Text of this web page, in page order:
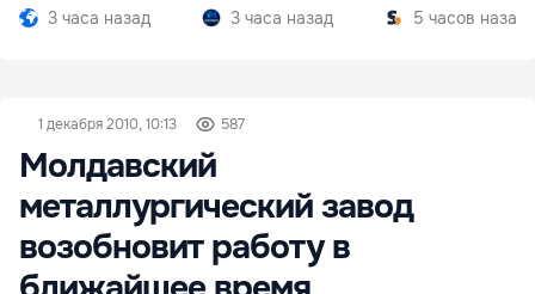
Южной Осетии
3 часа назад 3 часа назад разгар кризиса
5 часов назад
1 декабря 2010, 10:13 587
Молдавский
металлургический завод
возобновит работу в